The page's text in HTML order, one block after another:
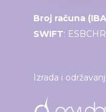
Broj računa
SWIFT:
Izrada i